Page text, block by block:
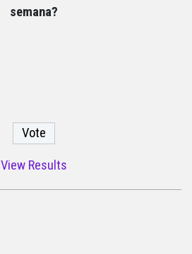
semana?
View Results